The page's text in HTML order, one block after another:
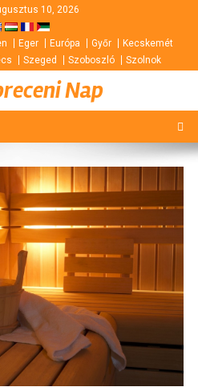
10, 2026
Eger Európa Győr
Kecskemét
Szeged Szoboszló Szolnok
Nap